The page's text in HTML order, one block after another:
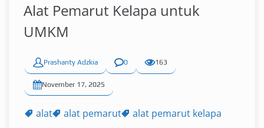
Alat Pemarut Kelapa untuk
UMKM
Prashanty Adzkia 0 163
November 17, 2025
alat alat pemarut
alat pemarut kelapa